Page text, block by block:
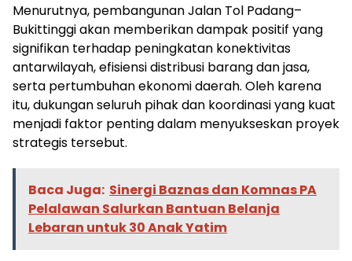
Menurutnya, pembangunan Jalan Tol Padang–
Bukittinggi akan memberikan dampak positif yang
signifikan terhadap peningkatan konektivitas
antarwilayah, efisiensi distribusi barang dan jasa,
serta pertumbuhan ekonomi daerah. Oleh karena
itu, dukungan seluruh pihak dan koordinasi yang kuat
menjadi faktor penting dalam menyukseskan proyek
strategis tersebut.
Baca Juga: Sinergi Baznas dan Komnas PA
Pelalawan Salurkan Bantuan Belanja
Lebaran untuk 30 Anak Yatim